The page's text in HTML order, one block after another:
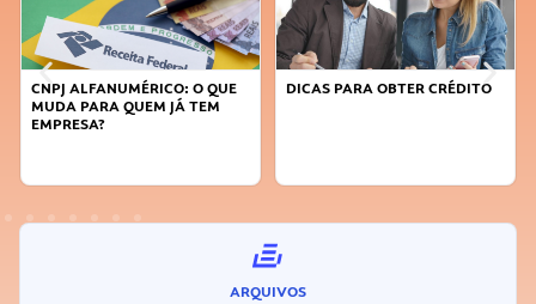
ALFANUMÉRICO: O QUE
PARA QUEM JÁ TEM
DICAS PARA OBTER CRÉDITO
FAÇA
ARQUIVOS